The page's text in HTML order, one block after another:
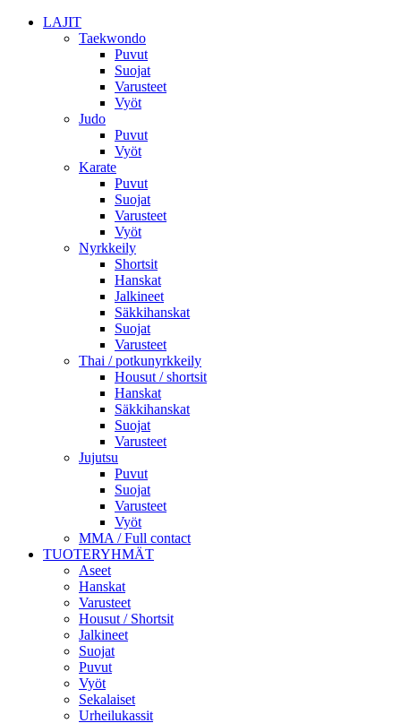
LAJIT
Taekwondo
Puvut
Suojat
Varusteet
Vyöt
Judo
Puvut
Vyöt
Karate
Puvut
Suojat
Varusteet
Vyöt
Nyrkkeily
Shortsit
Hanskat
Jalkineet
Säkkihanskat
Suojat
Varusteet
Thai / potkunyrkkeily
Housut / shortsit
Hanskat
Säkkihanskat
Suojat
Varusteet
Jujutsu
Puvut
Suojat
Varusteet
Vyöt
MMA / Full contact
TUOTERYHMÄT
Aseet
Hanskat
Varusteet
Housut / Shortsit
Jalkineet
Suojat
Puvut
Vyöt
Sekalaiset
Urheilukassit